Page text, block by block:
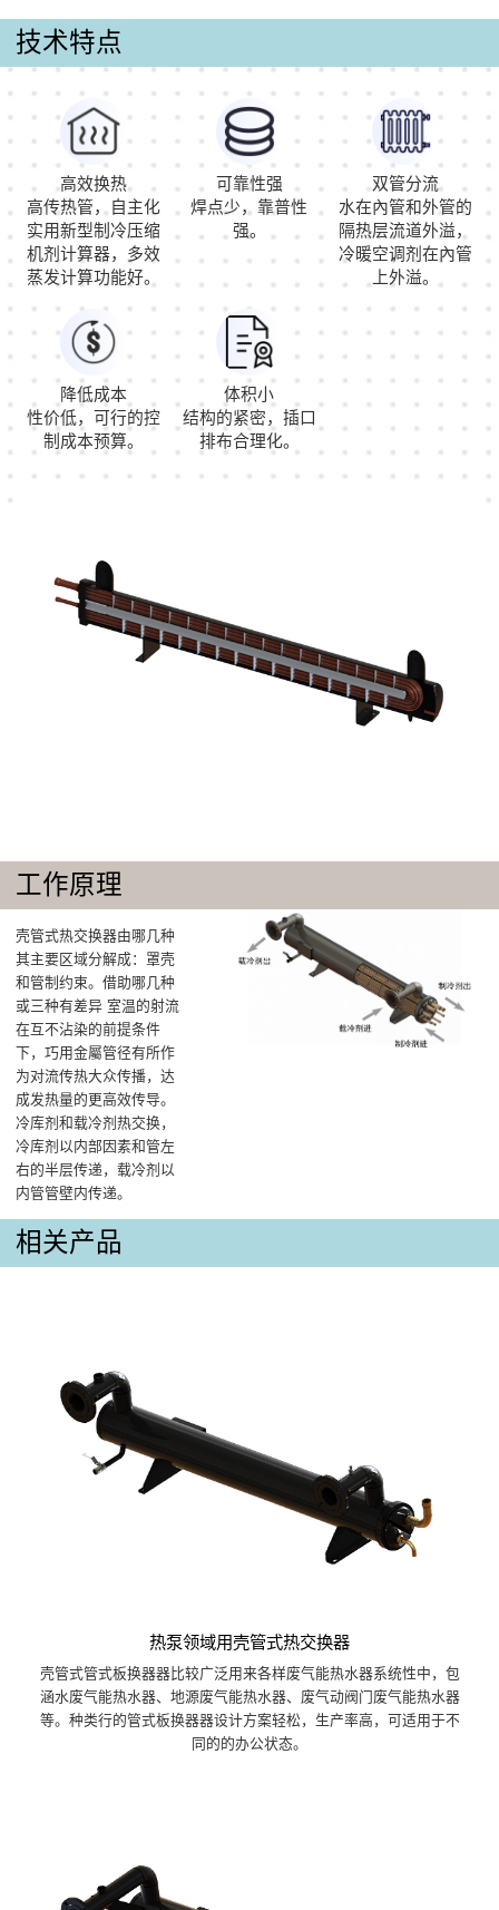
技术特点
高效换热
高传热管，自主化
实用新型制冷压缩
机剂计算器，多效
蒸发计算功能好。
可靠性强
焊点少，靠普性
强。
双管分流
水在內管和外管的
隔热层流道外溢，
冷暖空调剂在內管
上外溢。
降低成本
性价低，可行的控
制成本预算。
体积小
结构的紧密，插口
排布合理化。
工作原理
壳管式热交换器由哪几种
其主要区域分解成：罩壳
和管制约束。借助哪几种
或三种有差异 室温的射流
在互不沾染的前提条件
下，巧用金屬管径有所作
为对流传热大众传播，达
成发热量的更高效传导。
冷库剂和载冷剂热交换，
冷库剂以内部因素和管左
右的半层传递，载冷剂以
内管管壁内传递。
相关产品
热泵领域用壳管式热交换器
壳管式管式板换器器比较广泛用来各样废气能热水器系统性中，包
涵水废气能热水器、地源废气能热水器、废气动阀门废气能热水器
等。种类行的管式板换器器设计方案轻松，生产率高，可适用于不
同的的办公状态。